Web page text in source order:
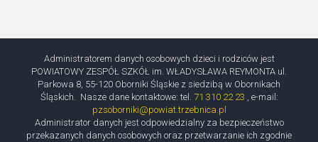
Administratorem danych osobowych dzieci i rodziców jest
POWIATOWY ZESPÓŁ SZKÓŁ im. WŁADYSŁAWA REYMONTA ul.
Parkowa 8, 55-120 Oborniki Śląskie z siedzibą w Obornikach
Śląskich. Nasze dane kontaktowe: tel. 71 310 22 23 , e-mail:
pzsoborniki@powiat.trzebnica.pl
Administrator danych jest odpowiedzialny za bezpieczeństwo
przekazanych danych osobowych oraz przetwarzanie ich zgodnie